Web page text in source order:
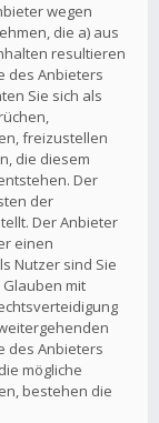
wegen
die a) aus
resultieren
des Anbieters
Sie sich als
freizustellen
die diesem
Der
der
Der Anbieter
einen
Nutzer sind Sie
mit
des Anbieters
mögliche
bestehen die